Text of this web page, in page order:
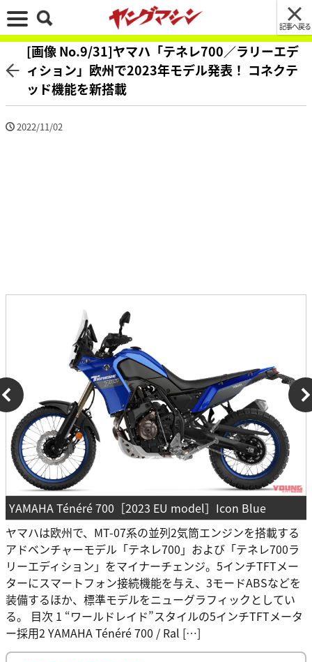
記事へ戻る
[画像 No.9/31]ヤマハ「テネレ700／ラリーエデ
ィション」欧州で2023年モデル発表！ コネクテ
ッド機能を新搭載
2022/11/02
YAMAHA Ténéré 700［2023 EU model］Icon Blue
ヤマハは欧州で、MT-07系の並列2気筒エンジンを搭載する
アドベンチャーモデル「テネレ700」および「テネレ700ラ
リーエディション」をマイナーチェンジ。5インチTFTメー
ターにスマートフォン接続機能を与え、3モードABSなどを
装備するほか、標準モデルをニューグラフィックとしてい
る。 目次 1 “ワールドレイド”スタイルの5インチTFTメータ
ー採用2 YAMAHA Ténéré 700 / Ral […]